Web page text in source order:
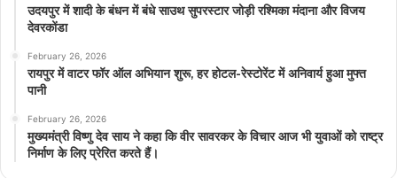
उदयपुर में शादी के बंधन में बंधे साउथ सुपरस्टार जोड़ी रश्मिका मंदाना और विजय
देवरकोंडा
February 26, 2026
रायपुर में वाटर फॉर ऑल अभियान शुरू, हर होटल-रेस्टोरेंट में अनिवार्य हुआ मुफ्त
पानी
February 26, 2026
मुख्यमंत्री विष्णु देव साय ने कहा कि वीर सावरकर के विचार आज भी युवाओं को राष्ट्र
निर्माण के लिए प्रेरित करते हैं।